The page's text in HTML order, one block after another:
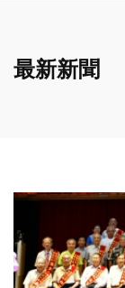
最新新聞